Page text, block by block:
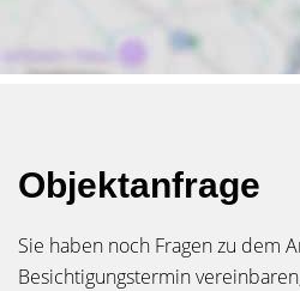
Objektanfrage
Sie haben noch Fragen zu dem
Besichtigungstermin